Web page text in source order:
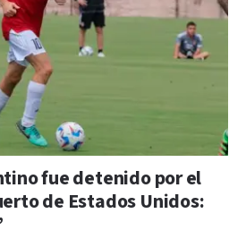
fue detenido por el
de Estados Unidos: